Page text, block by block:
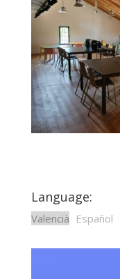
Language:
Valencià Español